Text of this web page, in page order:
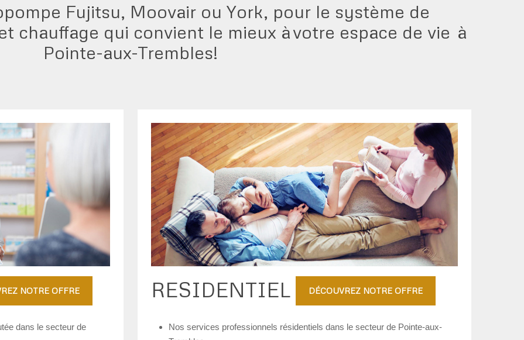
Fujitsu, Moovair ou York, pour le système de
chauffage qui convient le mieux à votre espace de vie à
Pointe-aux-Trembles!
NOTRE OFFRE
dans le secteur de
RESIDENTIEL DÉCOUVREZ NOTRE OFFRE
Nos services professionnels résidentiels dans le secteur de Pointe-aux-